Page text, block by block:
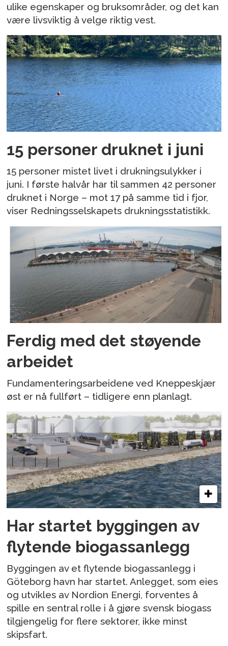
ulike egenskaper og bruksområder, og det kan
være livsviktig å velge riktig vest.
15 personer druknet i juni
15 personer mistet livet i drukningsulykker i
juni. I første halvår har til sammen 42 personer
druknet i Norge – mot 17 på samme tid i fjor,
viser Redningsselskapets drukningsstatistikk.
Ferdig med det støyende
arbeidet
Fundamenteringsarbeidene ved Kneppeskjær
øst er nå fullført – tidligere enn planlagt.
Har startet byggingen av
flytende biogassanlegg
Byggingen av et flytende biogassanlegg i
Göteborg havn har startet. Anlegget, som eies
og utvikles av Nordion Energi, forventes å
spille en sentral rolle i å gjøre svensk biogass
tilgjengelig for flere sektorer, ikke minst
skipsfart.